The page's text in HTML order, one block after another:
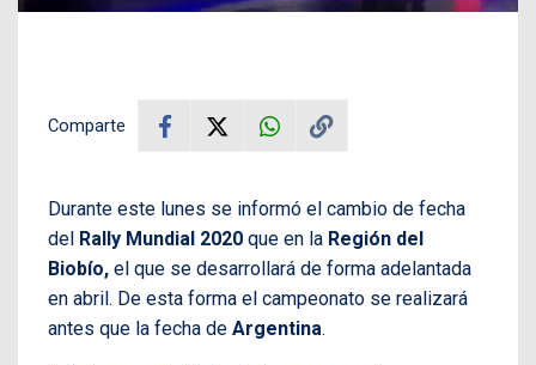
Comparte
Durante este lunes se informó el cambio de fecha
del Rally Mundial 2020 que en la Región del
Biobío, el que se desarrollará de forma adelantada
en abril. De esta forma el campeonato se realizará
antes que la fecha de Argentina.